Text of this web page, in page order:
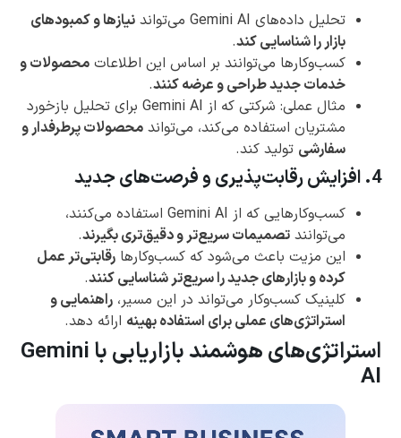
تحلیل داده‌های Gemini AI می‌تواند
نیازها و کمبودهای
بازار را شناسایی کند.
کسب‌وکارها می‌توانند بر اساس این اطلاعات محصولات و
خدمات جدید طراحی و عرضه کنند.
مثال عملی: شرکتی که از Gemini AI برای تحلیل بازخورد
مشتریان استفاده می‌کند، می‌تواند محصولات پرطرفدار و
سفارشی تولید کند.
4. افزایش رقابت‌پذیری و فرصت‌های جدید
کسب‌وکارهایی که از Gemini AI استفاده می‌کنند،
می‌توانند تصمیمات سریع‌تر و دقیق‌تری بگیرند.
این مزیت باعث می‌شود که کسب‌وکارها رقابتی‌تر عمل
کرده و بازارهای جدید را سریع‌تر شناسایی کنند.
کلینیک کسب‌وکار می‌تواند در این مسیر، راهنمایی و
استراتژی‌های عملی برای استفاده بهینه ارائه دهد.
استراتژی‌های هوشمند بازاریابی با Gemini
AI